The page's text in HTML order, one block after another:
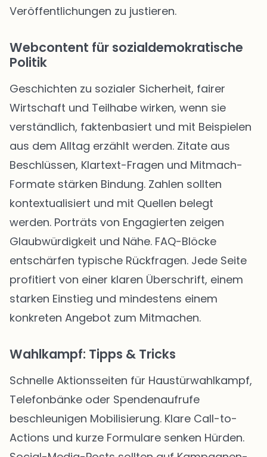
Veröffentlichungen zu justieren.
Webcontent für sozialdemokratische
Politik
Geschichten zu sozialer Sicherheit, fairer
Wirtschaft und Teilhabe wirken, wenn sie
verständlich, faktenbasiert und mit Beispielen
aus dem Alltag erzählt werden. Zitate aus
Beschlüssen, Klartext-Fragen und Mitmach-
Formate stärken Bindung. Zahlen sollten
kontextualisiert und mit Quellen belegt
werden. Porträts von Engagierten zeigen
Glaubwürdigkeit und Nähe. FAQ-Blöcke
entschärfen typische Rückfragen. Jede Seite
profitiert von einer klaren Überschrift, einem
starken Einstieg und mindestens einem
konkreten Angebot zum Mitmachen.
Wahlkampf: Tipps & Tricks
Schnelle Aktionsseiten für Haustürwahlkampf,
Telefonbänke oder Spendenaufrufe
beschleunigen Mobilisierung. Klare Call-to-
Actions und kurze Formulare senken Hürden.